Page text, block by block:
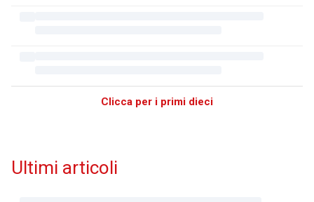
Clicca per i primi dieci
Ultimi articoli